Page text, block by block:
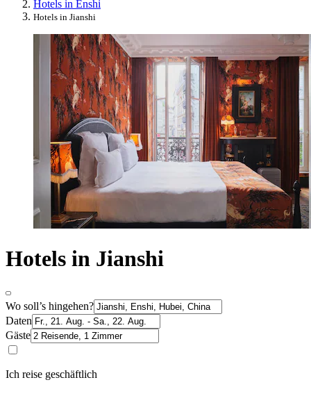
Hotels in Enshi
Hotels in Jianshi
Hotels in Jianshi
Wo soll’s hingehen?
Daten
Gäste
Ich reise geschäftlich